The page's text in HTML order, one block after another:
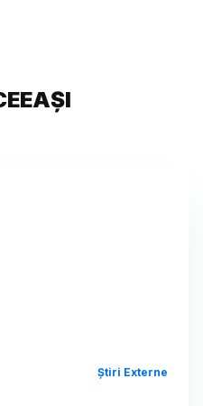
Știri Externe